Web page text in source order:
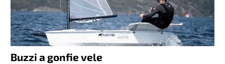
Buzzi a gonfie vele